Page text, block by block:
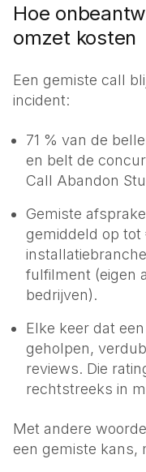
Hoe
omzet kosten
Een gemiste call
incident:
71 % van de
en belt de
Call Abandon
Gemiste
gemiddeld op tot
fulfilment (eigen
bedrijven).
Elke keer dat
geholpen,
reviews. Die
rechtstreeks in
Met andere
een gemiste kans,